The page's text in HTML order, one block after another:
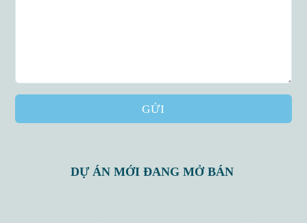
GỬI
DỰ ÁN MỚI ĐANG MỞ BÁN